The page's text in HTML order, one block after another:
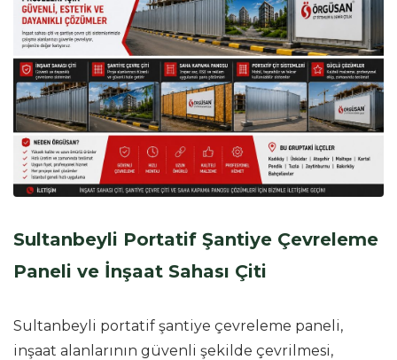
Sultanbeyli Portatif Şantiye Çevreleme
Paneli ve İnşaat Sahası Çiti
Sultanbeyli portatif şantiye çevreleme paneli,
inşaat alanlarının güvenli şekilde çevrilmesi,